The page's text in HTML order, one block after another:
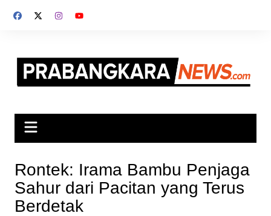
Rontek: Irama Bambu Penjaga
Sahur dari Pacitan yang Terus
Berdetak